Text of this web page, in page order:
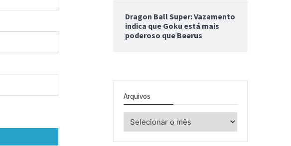
Dragon Ball Super: Vazamento
indica que Goku está mais
poderoso que Beerus
Arquivos
Arquivos